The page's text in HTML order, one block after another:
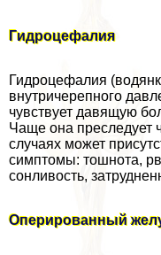
Гидроцефалия
Гидроцефалия
внутричерепного
чувствует давящую
Чаще она преследует
случаях может
симптомы: тошнота,
сонливость,
Оперированный